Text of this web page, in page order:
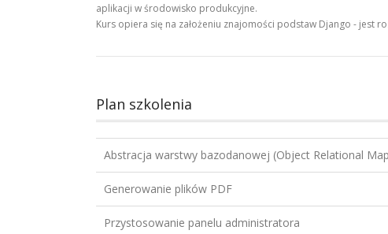
aplikacji w środowisko produkcyjne.
Kurs opiera się na założeniu znajomości podstaw Django - jest
Plan szkolenia
Abstracja warstwy bazodanowej (Object Relational
Generowanie plików PDF
Przystosowanie panelu administratora